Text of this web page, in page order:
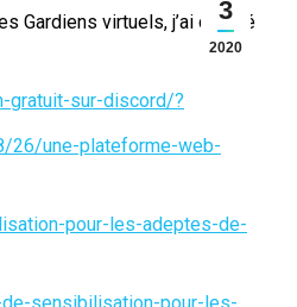
3
2020
Gardiens virtuels, j’ai décidé
gratuit-sur-discord/?
26/une-plateforme-web-
pour-les-adeptes-de-